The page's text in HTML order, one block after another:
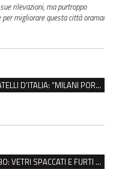
rilevazioni, ma purtroppo
migliorare questa città oramai
HELLWATT, SCONTRO SENZA FINE. FRATELLI D’ITALIA: “MILANI PORTA DOCUMENTI, DE FRANCO INSULTI”
REGGIO, PIAZZALE EUROPA È UN INCUBO: VETRI SPACCATI E FURTI SULLE AUTO IN SOSTA